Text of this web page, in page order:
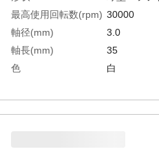
最高使用回転数(rpm) 30000
軸径(mm)
3.0
軸長(mm)
35
色
白
幅(mm)
15